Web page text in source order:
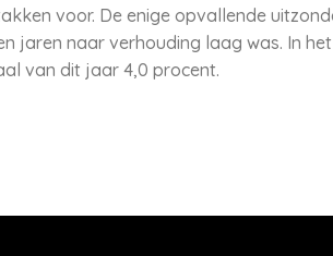
voor. De enige opvallende
jaren naar verhouding laag was. In
van dit jaar 4,0 procent.